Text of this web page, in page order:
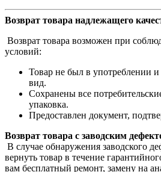
Возврат товара надлежащего
Возврат товара возможен при
условий:
Товар не был в употреблении и
вид.
Сохранены все
упаковка.
Предоставлен документ,
Возврат товара с заводским
В случае обнаружения заводского
вернуть товар в течение
вам бесплатный ремонт, замену на